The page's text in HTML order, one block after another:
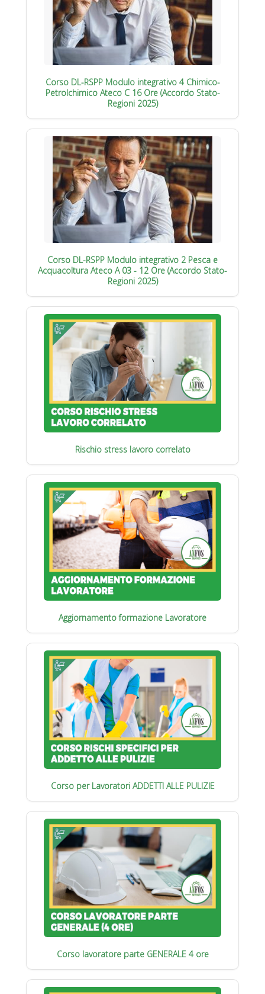
Corso DL-RSPP Modulo integrativo 4 Chimico-
Petrolchimico Ateco C 16 Ore (Accordo Stato-
Regioni 2025)
Corso DL-RSPP Modulo integrativo 2 Pesca e
Acquacoltura Ateco A 03 - 12 Ore (Accordo Stato-
Regioni 2025)
Rischio stress lavoro correlato
Aggiornamento formazione Lavoratore
Corso per Lavoratori ADDETTI ALLE PULIZIE
Corso lavoratore parte GENERALE 4 ore